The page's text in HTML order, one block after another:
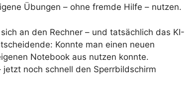
Übungen – ohne fremde Hilfe – nutzen.
an den Rechner – und tatsächlich das KI-
Konnte man einen neuen
Notebook aus nutzen konnte.
noch schnell den Sperrbildschirm